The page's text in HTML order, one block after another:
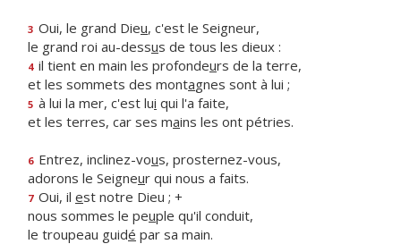
3 Oui, le grand Dieu, c'est le Seigneur,
le grand roi au-dessus de tous les dieux :
4 il tient en main les profondeurs de la terre,
et les sommets des montagnes sont à lui ;
5 à lui la mer, c'est lui qui l'a faite,
et les terres, car ses mains les ont pétries.
6 Entrez, inclinez-vous, prosternez-vous,
adorons le Seigneur qui nous a faits.
7 Oui, il est notre Dieu ; +
nous sommes le peuple qu'il conduit,
le troupeau guidé par sa main.